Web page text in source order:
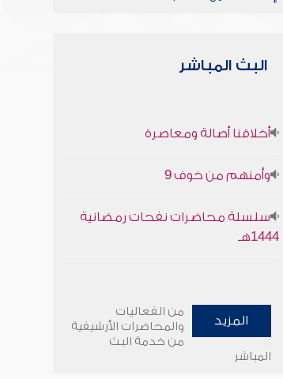
البث المباشر
أخلاقنا أصالة ومعاصرة
وأمنهم من خوف 9
سلسلة محاضرات نفحات رمضانية
1444هـ
المزيد
من الفعاليات
والمحاضرات الأرشيفية
من خدمة البث
المباشر